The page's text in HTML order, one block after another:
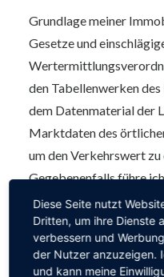
Grundlage meiner
Gesetze und
den Tabellenwerken
dem Datenmaterial der
Marktdaten des
um den Verkehrswert
Gegebenenfalls führe
durch. Die Lage und
Modernisierungen oder
baulichen Anlagen
Besichtigungstermin
Diese Seite nutzt
Dritten, um ihre Dienste
verbessern und
der Nutzer anzuzeigen.
und kann meine